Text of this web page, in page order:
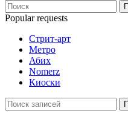
Popular requests
Стрит-арт
Метро
Абих
Nomerz
Киоски